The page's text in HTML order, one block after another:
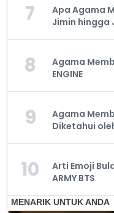
7
Apa Agama
Jimin hingga
8
Agama
ENGINE
9
Agama
Diketahui
10
Arti Emoji
ARMY BTS